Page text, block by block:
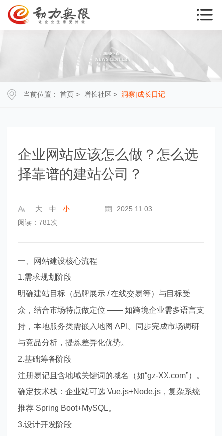
当前位置： 首页 > 增长社区 > 洞察|成长日记
企业网站应该怎么做？怎么选
择靠谱的建站公司？
大 中 小
2025.11.03
阅读：781次
一、网站建设核心流程
1.需求规划阶段
明确建站目标（品牌展示 / 在线交易等）与目标受
众，结合市场特点做定位 —— 如跨境企业需多语言支
持，本地服务类需嵌入地图 API。同步完成市场调研
与竞品分析，提炼差异化优势。
2.基础筹备阶段
注册易记且含地域关键词的域名（如“gz-XX.com”）。
确定技术栈：企业站可选 Vue.js+Node.js，复杂系统
推荐 Spring Boot+MySQL。
3.设计开发阶段